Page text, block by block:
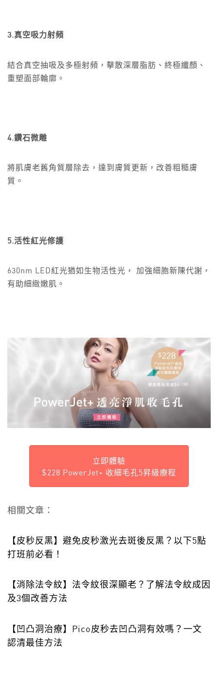
3.真空吸力射頻
結合真空抽吸及多極射頻，擊散深層脂肪、終極纖顏、
重塑面部輪廓。
4.鑽石微雕
將肌膚老舊角質層除去，達到膚質更新，改善粗糙膚
質。
5.活性紅光修護
630nm LED紅光猶如生物活性光， 加強細胞新陳代謝，
有助細緻嫩肌。
立即體驗
$228 PowerJet+ 收細毛孔5昇級療程
相關文章：
【皮秒反黑】避免皮秒激光去斑後反黑？以下5點
打班前必看！
【消除法令紋】法令紋很深顯老？了解法令紋成因
及3個改善方法
【凹凸洞治療】Pico皮秒去凹凸洞有效嗎？一文
認清最佳方法